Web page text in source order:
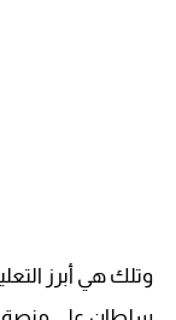
وتلك هي أبرز